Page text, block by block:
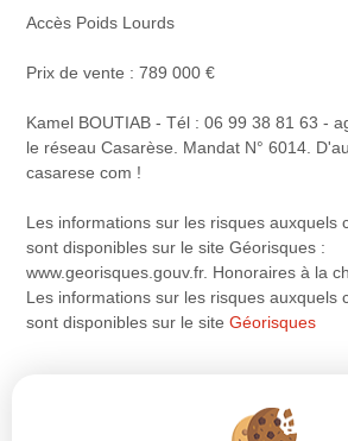
Accès Poids Lourds
Prix de vente : 789 000 €
Kamel BOUTIAB - Tél : 06 99 38 81 63 -
le réseau Casarèse. Mandat N° 6014.
casarese com !
Les informations sur les risques auxquels
sont disponibles sur le site Géorisques :
www.georisques.gouv.fr. Honoraires à la
Les informations sur les risques auxquels
sont disponibles sur le siteGéorisques